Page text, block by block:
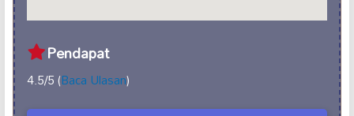
Pendapat
4.5/5 (Baca Ulasan)